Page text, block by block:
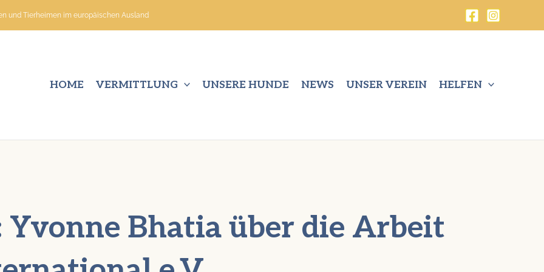
und Tierheimen im europäischen Ausland
HOME VERMITTLUNG UNSERE HUNDE NEWS UNSER VEREIN HELFEN
Bhatia über die Arbeit